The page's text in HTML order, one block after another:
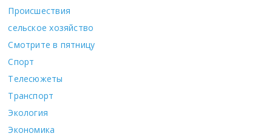
Происшествия
сельское хозяйство
Смотрите в пятницу
Спорт
Телесюжеты
Транспорт
Экология
Экономика